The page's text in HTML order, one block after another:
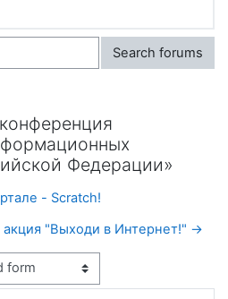
Search forums
Федерации»
- Scratch!
акция "Выходи в Интернет!" →